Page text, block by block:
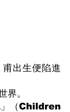
出生便陷進
界。
」（Children